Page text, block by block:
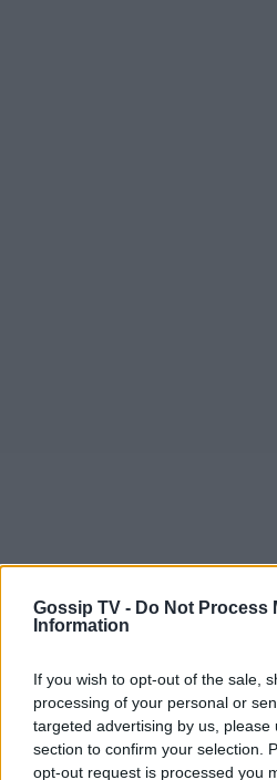
Gossip TV - Do Not Process
Information
If you wish to opt-out of the sale,
processing of your personal or
targeted advertising by us, please
section to confirm your selection.
opt-out request is processed you